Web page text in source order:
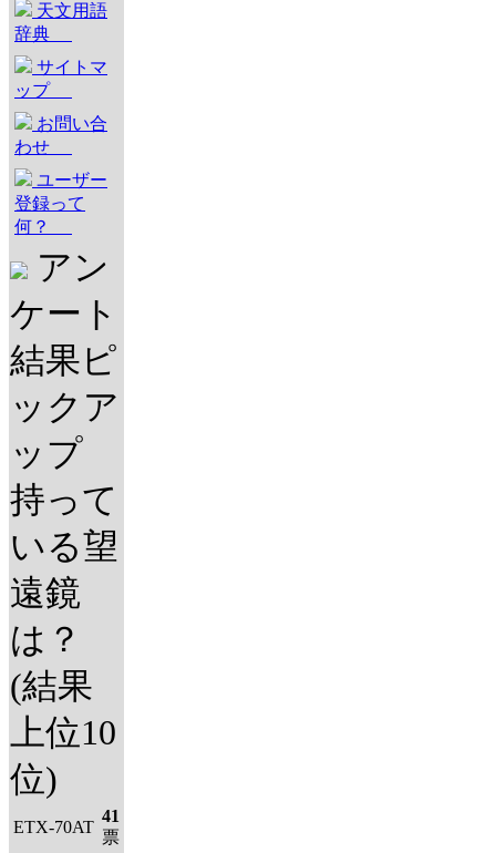
天文用語
辞典
サイトマ
ップ
お問い合
わせ
ユーザー
登録って
何？
アン
ケート
結果ピ
ックア
ップ
持って
いる望
遠鏡
は？
(結果
上位10
位)
ETX-70AT
41
票